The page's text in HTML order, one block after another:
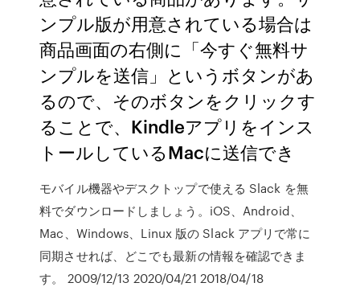
ンプル版が用意されている場合は
商品画面の右側に「今すぐ無料サ
ンプルを送信」というボタンがあ
るので、そのボタンをクリックす
ることで、Kindleアプリをインス
トールしているMacに送信でき
モバイル機器やデスクトップで使える Slack を無
料でダウンロードしましょう。iOS、Android、
Mac、Windows、Linux 版の Slack アプリで常に
同期させれば、どこでも最新の情報を確認できま
す。 2009/12/13 2020/04/21 2018/04/18